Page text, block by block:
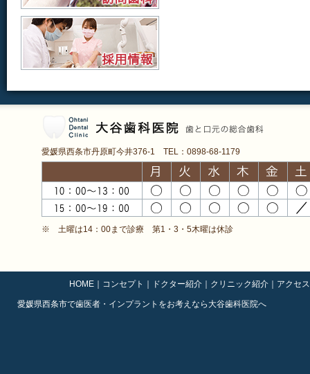
愛媛県西条市丹原町今井376-1 TEL：0898-68-1179
※ 土曜は14：00まで診療 第1・3・5木曜は休診
HOME コンセプト ドクター紹介 クリニック紹介 アクセ
愛媛県西条市で歯医者・インプラントをお考えなら大谷歯科医院へ